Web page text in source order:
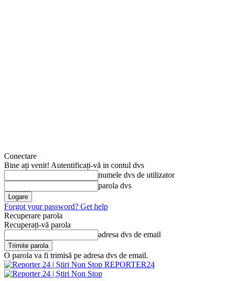
Conectare
Bine ați venit! Autentificați-vă in contul dvs
numele dvs de utilizator
parola dvs
Forgot your password? Get help
Recuperare parola
Recuperați-vă parola
adresa dvs de email
O parola va fi trimisă pe adresa dvs de email.
REPORTER24